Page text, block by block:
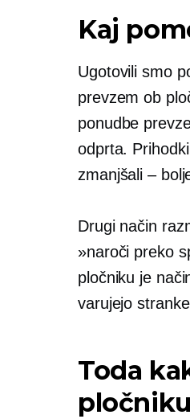
Kaj
Ugotovili smo
prevzem ob
ponudbe
odprta.
zmanjšali –
Drugi način
»naroči preko
pločniku je
varujejo
Toda